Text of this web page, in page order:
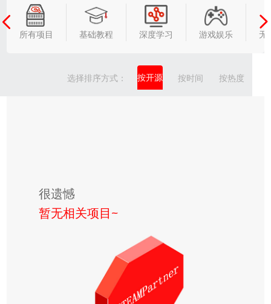
所有项目 基础教程 深度学习 游戏娱乐 无
按热度
按时间
按开源
选择排序方式：
很遗憾
暂无相关项目~